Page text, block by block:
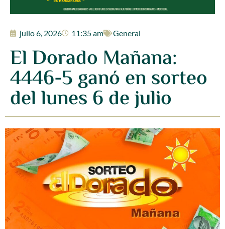
julio 6, 2026 11:35 am General
El Dorado Mañana:
4446-5 ganó en sorteo
del lunes 6 de julio